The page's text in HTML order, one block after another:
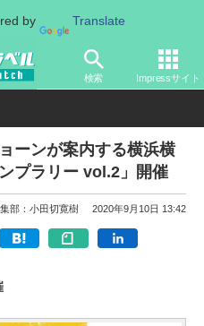
by Translate
検索 Impressサイト
車旅 サイクルツーリング
ーンが案内する横浜横
プラリー vol.2」開催
部：小田切寛樹 2020年9月10日 13:42